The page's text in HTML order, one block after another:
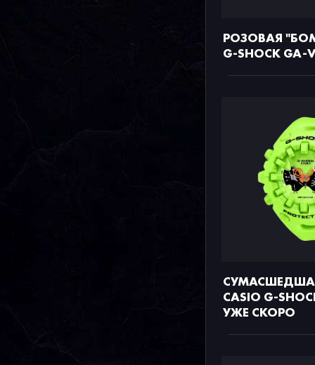
РОЗОВАЯ
G-SHOCK GA-
CASIO G-
УЖЕ СКОРО